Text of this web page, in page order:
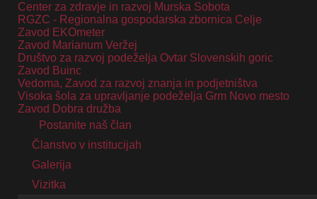
Center za zdravje in razvoj Murska Sobota
RGZC - Regionalna gospodarska zbornica Celje
Zavod EKOmeter
Zavod Marianum Veržej
Društvo za razvoj podeželja Ovtar Slovenskih goric
Zavod Buinc
Vedoma, Zavod za razvoj znanja in podjetništva
Visoka šola za upravljanje podeželja Grm Novo mesto
Zavod Dobra družba
Postanite naš član
Članstvo v institucijah
Galerija
Vizitka